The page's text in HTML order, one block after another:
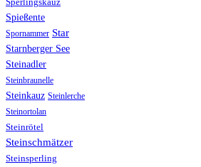
Sperlingskauz
Spießente
Spornammer Star
Starnberger See
Steinadler
Steinbraunelle
Steinkauz Steinlerche
Steinortolan
Steinrötel
Steinschmätzer
Steinsperling